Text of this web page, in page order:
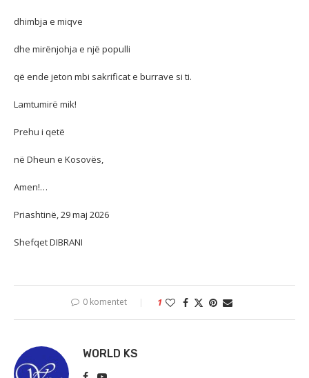
dhimbja e miqve
dhe mirënjohja e një populli
që ende jeton mbi sakrificat e burrave si ti.
Lamtumirë mik!
Prehu i qetë
në Dheun e Kosovës,
Amen!…
Priashtinë, 29 maj 2026
Shefqet DIBRANI
0 komentet 1
WORLD KS